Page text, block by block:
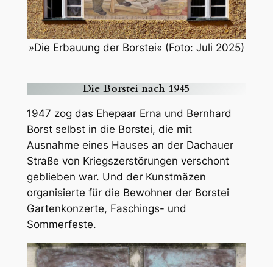
»Die Erbauung der Borstei« (Foto: Juli 2025)
Die Borstei nach 1945
1947 zog das Ehepaar Erna und Bernhard
Borst selbst in die Borstei, die mit
Ausnahme eines Hauses an der Dachauer
Straße von Kriegszerstörungen verschont
geblieben war. Und der Kunstmäzen
organisierte für die Bewohner der Borstei
Gartenkonzerte, Faschings- und
Sommerfeste.